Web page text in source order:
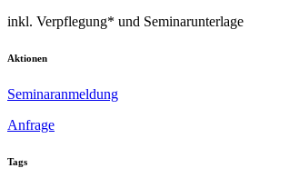
inkl. Verpflegung* und Seminarunterlage
Aktionen
Seminaranmeldung
Anfrage
Tags